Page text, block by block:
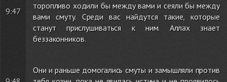
9:47
торопливо ходили бы между вами и сеяли бы между
вами смуту. Среди вас найдутся такие, которые
станут прислушиваться к ним. Аллах знает
беззаконников.
Они и раньше домогались смуты и замышляли против